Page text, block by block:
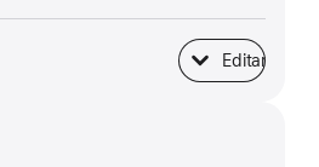
Editar
Base